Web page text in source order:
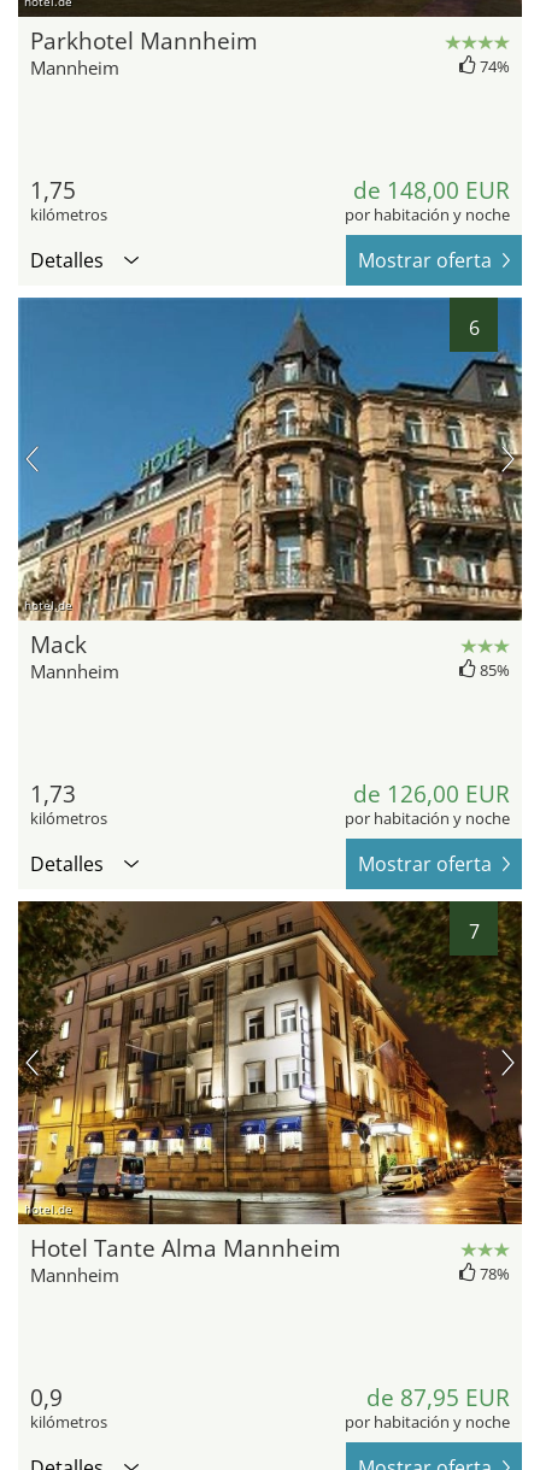
Parkhotel Mannheim
Mannheim 74%
1,75
kilómetros
de 148,00 EUR
por habitación y noche
Detalles Mostrar oferta
6
hotel.de
Mack
Mannheim 85%
1,73
kilómetros
de 126,00 EUR
por habitación y noche
Detalles Mostrar oferta
7
hotel.de
Hotel Tante Alma Mannheim
Mannheim 78%
0,9
kilómetros
de 87,95 EUR
por habitación y noche